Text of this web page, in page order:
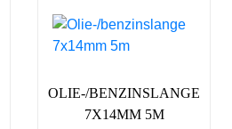
OLIE-/BENZINSLANGE
7X14MM 5M